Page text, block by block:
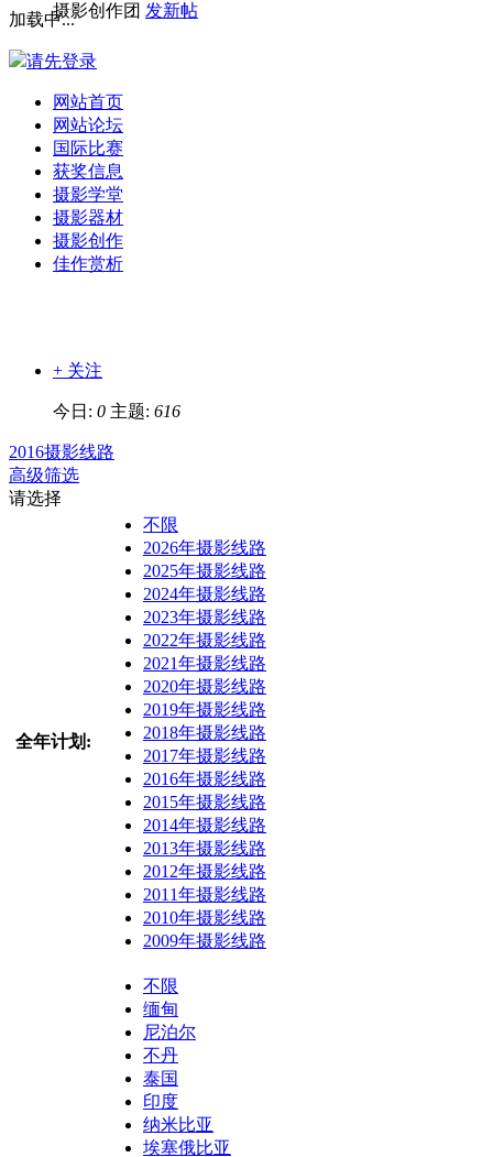
加载中...
请先登录
网站首页
网站论坛
国际比赛
获奖信息
摄影学堂
摄影器材
摄影创作
佳作赏析
摄影创作团 发新帖
+ 关注
今日: 0 主题: 616
2016摄影线路
高级筛选
请选择
全年计划:
不限
2026年摄影线路
2025年摄影线路
2024年摄影线路
2023年摄影线路
2022年摄影线路
2021年摄影线路
2020年摄影线路
2019年摄影线路
2018年摄影线路
2017年摄影线路
2016年摄影线路
2015年摄影线路
2014年摄影线路
2013年摄影线路
2012年摄影线路
2011年摄影线路
2010年摄影线路
2009年摄影线路
不限
缅甸
尼泊尔
不丹
泰国
印度
纳米比亚
埃塞俄比亚